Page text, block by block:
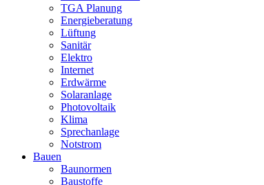
TGA Planung
Energieberatung
Lüftung
Sanitär
Elektro
Internet
Erdwärme
Solaranlage
Photovoltaik
Klima
Sprechanlage
Notstrom
Bauen
Baunormen
Baustoffe